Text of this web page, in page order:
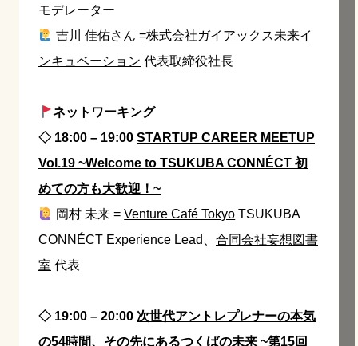
モデレーター
吉川 佳佑さん =株式会社ガイアックス未来イ
ンキュベーション 代表取締役社長
ネットワーキング
◇ 18:00 – 19:00 STARTUP CAREER MEETUP
Vol.19 ~Welcome to TSUKUBA CONNÉCT 初
めての方も大歓迎！~
岡村 未来 =Venture Café Tokyo TSUKUBA
CONNÉCT Experience Lead、 合同会社妄想図書
室 代表
◇ 19:00 – 20:00 次世代アントレプレナーの本気
の54時間、その先にあるつくばの未来 ~第15回